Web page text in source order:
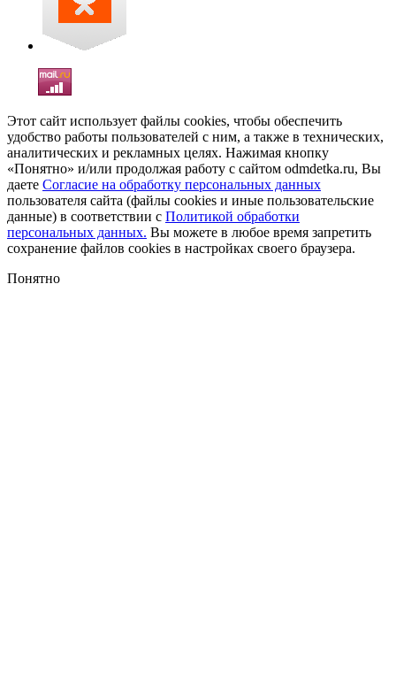
Этот сайт использует файлы cookies, чтобы обеспечить
удобство работы пользователей с ним, а также в технических,
аналитических и рекламных целях. Нажимая кнопку
«Понятно» и/или продолжая работу с сайтом odmdetka.ru, Вы
даете Согласие на обработку персональных данных
пользователя сайта (файлы cookies и иные пользовательские
данные) в соответствии с Политикой обработки
персональных данных. Вы можете в любое время запретить
сохранение файлов cookies в настройках своего браузера.
Понятно